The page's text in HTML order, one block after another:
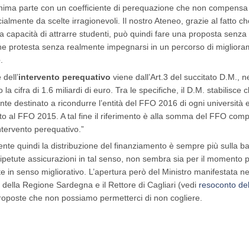
parte con un coefficiente di perequazione che non
da scelte irragionevoli. Il nostro Ateneo, grazie al fatto
capacità di attrarre studenti, può quindi fare una proposta
protesta senza realmente impegnarsi in un percorso di
intervento perequativo viene dall’Art.3 del succitato D.M.,
la cifra di 1.6 miliardi di euro. Tra le specifiche, il D.M. stabilisce
destinato a ricondurre l’entità del FFO 2016 di ogni università
al FFO 2015. A tal fine il riferimento è alla somma del FFO
perequativo.”
quindi la distribuzione del finanziamento è sempre più sulla
assicurazioni in tal senso, non sembra sia per il momento
in senso migliorativo. L’apertura però del Ministro manifestata
Regione Sardegna e il Rettore di Cagliari (vedi resoconto
che non possiamo permetterci di non cogliere.